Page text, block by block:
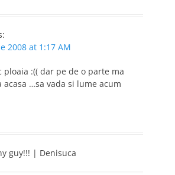
2008 at 1:17 AM
ploaia :(( dar pe de o parte ma
acasa …sa vada si lume acum
guy!!! | Denisuca